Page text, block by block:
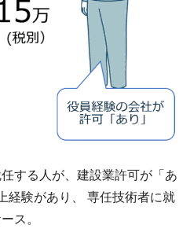
する人が、建設業許可が「あ
経験があり、 専任技術者に就
ス。